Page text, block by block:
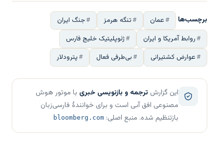
برچسب‌ها عمان تنگه هرمز
جنگ ایران
روابط آمریکا و ایران
ژئوپلیتیک خلیج فارس
عوارض کشتیرانی
بی‌طرفی فعال پترودلار
این گزارش ترجمه و بازنویسی خبری با موتور هوش
مصنوعی افق آبی است و برای خوانندهٔ فارسی‌زبان
بازتنظیم شده. منبع اصلی: bloomberg.com